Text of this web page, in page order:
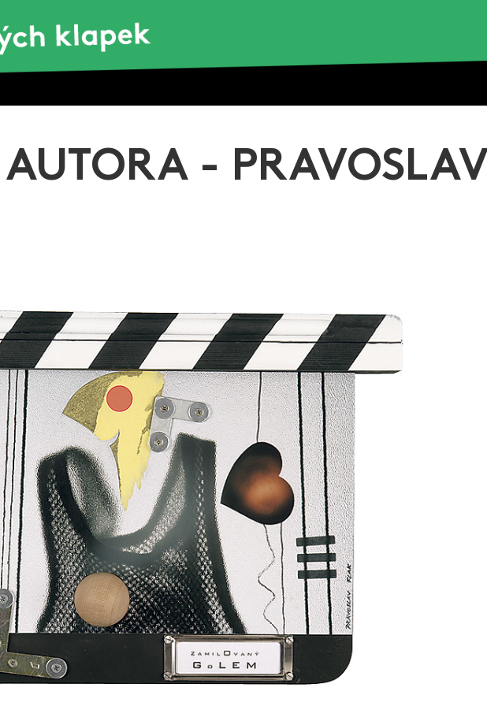
AUTORA - PRAVOSLAV